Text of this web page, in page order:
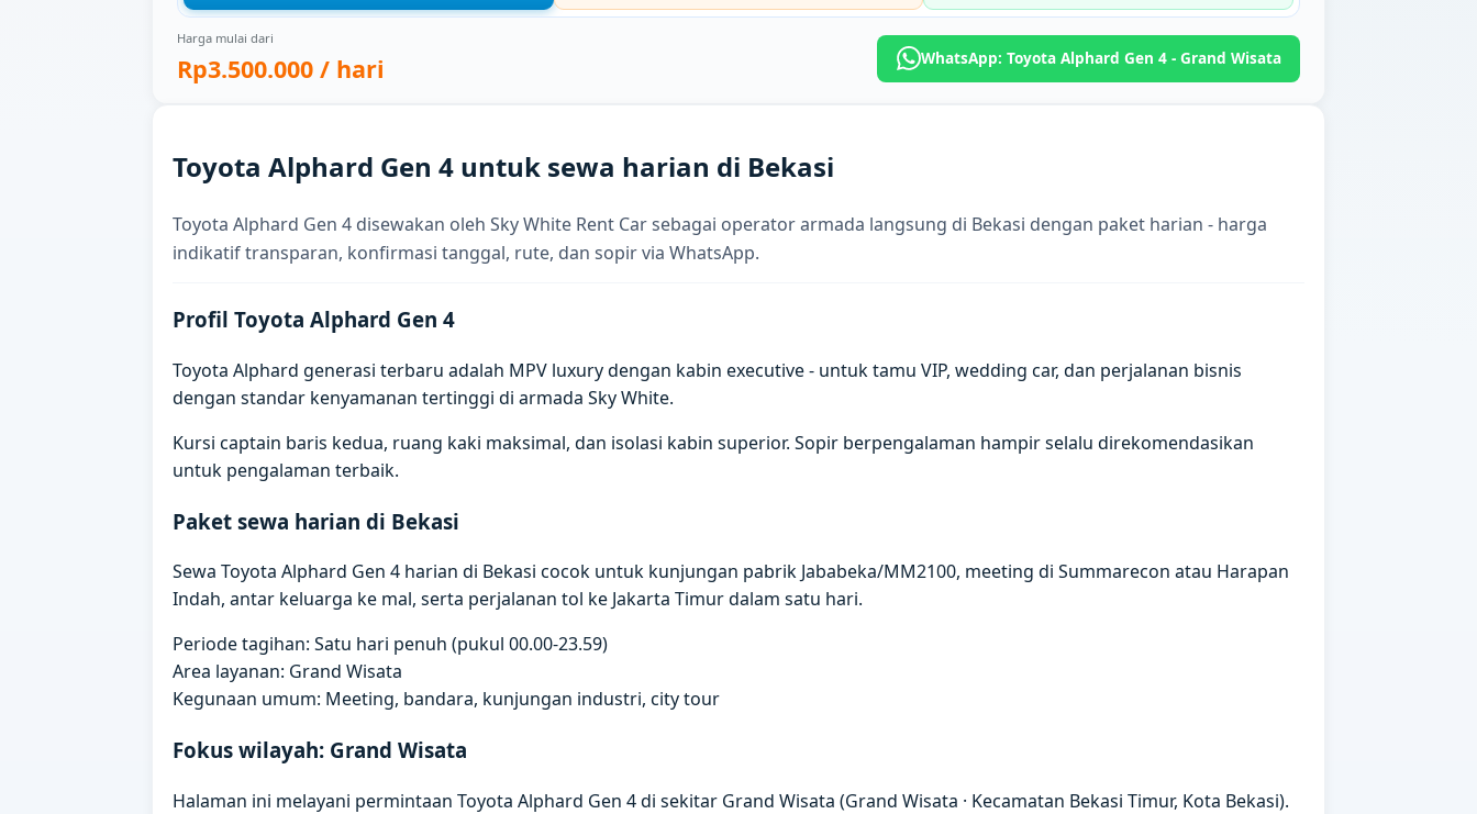
Harga mulai dari
Rp3.500.000 / hari WhatsApp: Toyota Alphard Gen 4 - Grand Wisata
Toyota Alphard Gen 4 untuk sewa harian di Bekasi
Toyota Alphard Gen 4 disewakan oleh Sky White Rent Car sebagai operator armada langsung di Bekasi dengan paket harian - harga
indikatif transparan, konfirmasi tanggal, rute, dan sopir via WhatsApp.
Profil Toyota Alphard Gen 4
Toyota Alphard generasi terbaru adalah MPV luxury dengan kabin executive - untuk tamu VIP, wedding car, dan perjalanan bisnis
dengan standar kenyamanan tertinggi di armada Sky White.
Kursi captain baris kedua, ruang kaki maksimal, dan isolasi kabin superior. Sopir berpengalaman hampir selalu direkomendasikan
untuk pengalaman terbaik.
Paket sewa harian di Bekasi
Sewa Toyota Alphard Gen 4 harian di Bekasi cocok untuk kunjungan pabrik Jababeka/MM2100, meeting di Summarecon atau Harapan
Indah, antar keluarga ke mal, serta perjalanan tol ke Jakarta Timur dalam satu hari.
Periode tagihan: Satu hari penuh (pukul 00.00-23.59)
Area layanan: Grand Wisata
Kegunaan umum: Meeting, bandara, kunjungan industri, city tour
Fokus wilayah: Grand Wisata
Halaman ini melayani permintaan Toyota Alphard Gen 4 di sekitar Grand Wisata (Grand Wisata · Kecamatan Bekasi Timur, Kota Bekasi).